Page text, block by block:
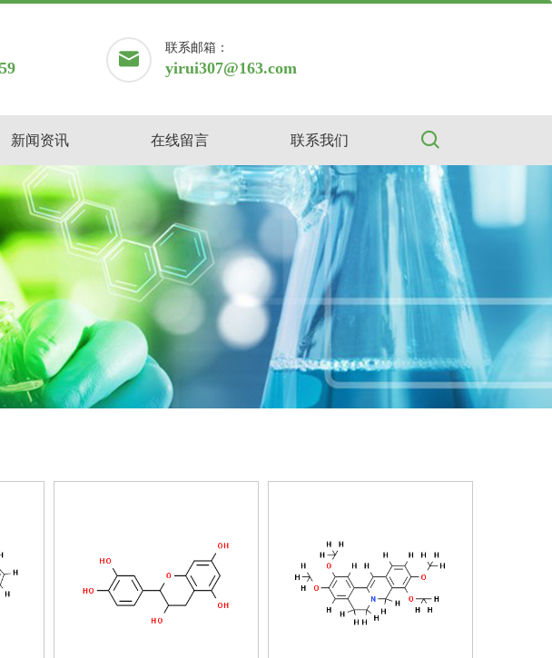
联系邮箱：
yirui307@163.com
新闻资讯 在线留言 联系我们